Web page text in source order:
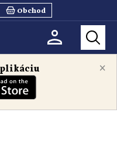
Obchod
×